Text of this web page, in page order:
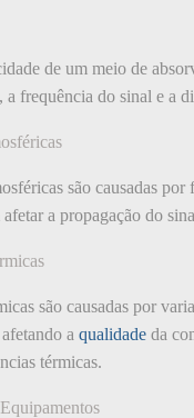
de um meio de
frequência do sinal e a
são causadas
a propagação do
são causadas por
a qualidade da
térmicas.